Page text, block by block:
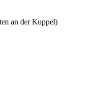
an der Kuppel)